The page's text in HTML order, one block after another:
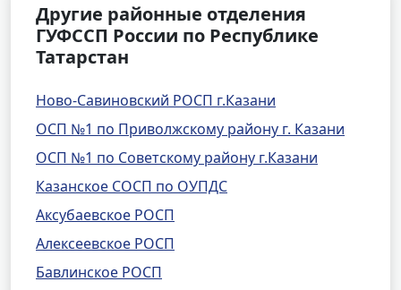
Другие районные отделения
ГУФССП России по Республике
Татарстан
Ново-Савиновский РОСП г.Казани
ОСП №1 по Приволжскому району г. Казани
ОСП №1 по Советскому району г.Казани
Казанское СОСП по ОУПДС
Аксубаевское РОСП
Алексеевское РОСП
Бавлинское РОСП